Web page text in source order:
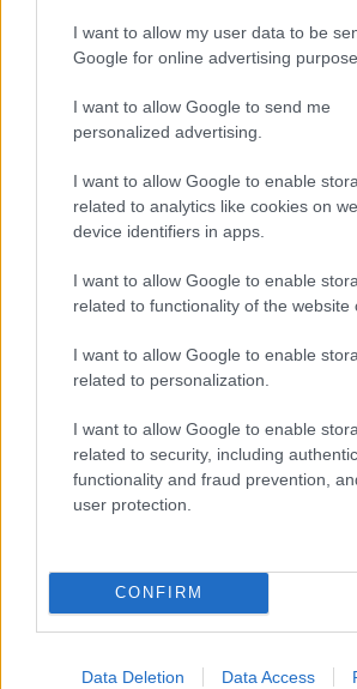
I want to allow my user data to be
Google for online advertising
I want to allow Google to send me
personalized advertising.
I want to allow Google to enable
related to analytics like cookies on
device identifiers in apps.
I want to allow Google to enable
related to functionality of the website
I want to allow Google to enable
related to personalization.
I want to allow Google to enable
related to security, including
functionality and fraud prevention,
user protection.
CONFIRM
Data Deletion Data Access
KIVÁLÓ PROGRAM VÁR MINDENKIT
GYŐRBEN
Középpontban a hagyományőrzés, de lesz
Majka koncert, jóga szeánsz, “borhajózás”